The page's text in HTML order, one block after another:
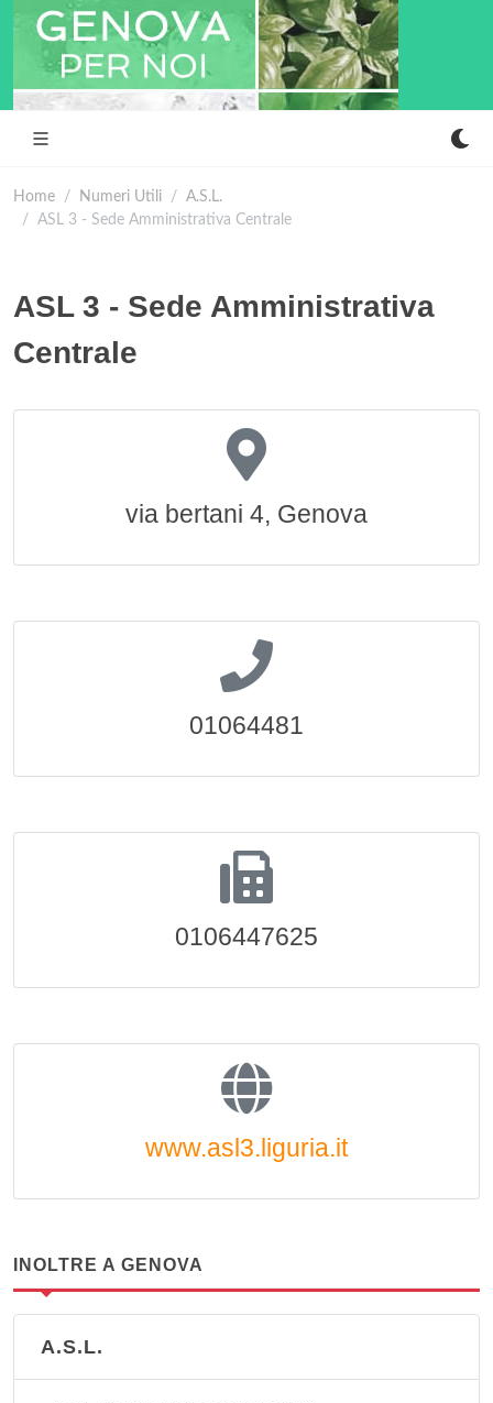
Home Numeri Utili
A.S.L.
ASL 3 - Sede Amministrativa Centrale
ASL 3 - Sede Amministrativa
Centrale
via bertani 4, Genova
01064481
0106447625
www.asl3.liguria.it
INOLTRE A GENOVA
A.S.L.